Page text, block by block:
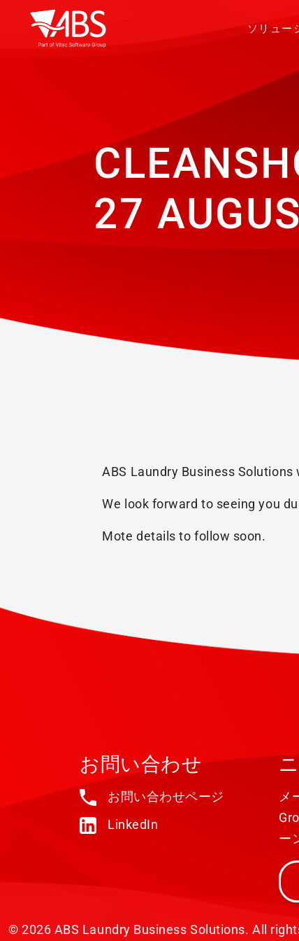
ソリュー
27
ABS Laundry Business
We look forward to seeing you
Mote details to follow soon.
お問い合わせ
お問い合わせページ
LinkedIn
メ
ー
© 2026 ABS Laundry Business Solutions. All